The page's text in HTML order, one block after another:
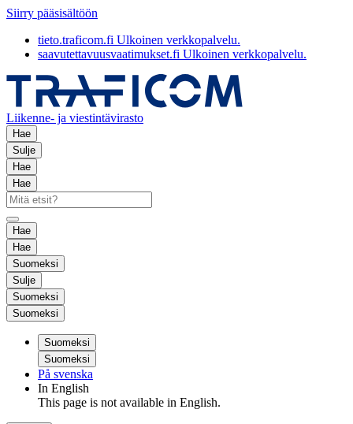
Siirry pääsisältöön
tieto.traficom.fi Ulkoinen verkkopalvelu.
saavutettavuusvaatimukset.fi Ulkoinen verkkopalvelu.
Liikenne- ja viestintävirasto
Hae
Sulje
Hae
Hae
Hae
Hae
Suomeksi
Sulje
Suomeksi
Suomeksi
Suomeksi
Suomeksi
På svenska
In English
This page is not available in English.